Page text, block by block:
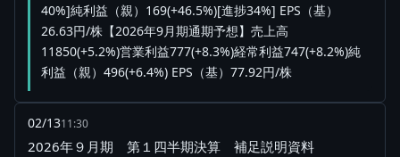
40%]純利益（親）169(+46.5%)[進捗34%] EPS（基）
26.63円/株【2026年9月期通期予想】売上高
11850(+5.2%)営業利益777(+8.3%)経常利益747(+8.2%)純
利益（親）496(+6.4%) EPS（基）77.92円/株
02/1311:30
2026年９月期 第１四半期決算 補足説明資料